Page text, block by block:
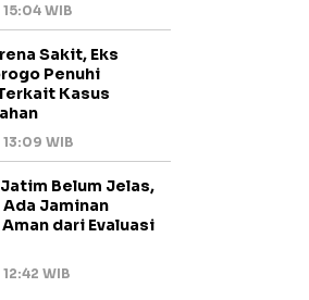
WIB
Sakit, Eks
Penuhi
Kasus
WIB
Belum Jelas,
Jaminan
dari Evaluasi
WIB